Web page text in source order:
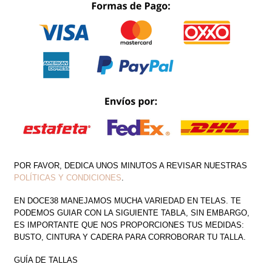
PERLA
LATÓN
BAÑADO
POR FAVOR, DEDICA UNOS MINUTOS A REVISAR NUESTRAS
POLÍTICAS Y CONDICIONES.
EN DOCE38 MANEJAMOS MUCHA VARIEDAD EN TELAS. TE
PODEMOS GUIAR CON LA SIGUIENTE TABLA, SIN EMBARGO,
ES IMPORTANTE QUE NOS PROPORCIONES TUS MEDIDAS:
BUSTO, CINTURA Y CADERA PARA CORROBORAR TU TALLA.
GUÍA DE TALLAS